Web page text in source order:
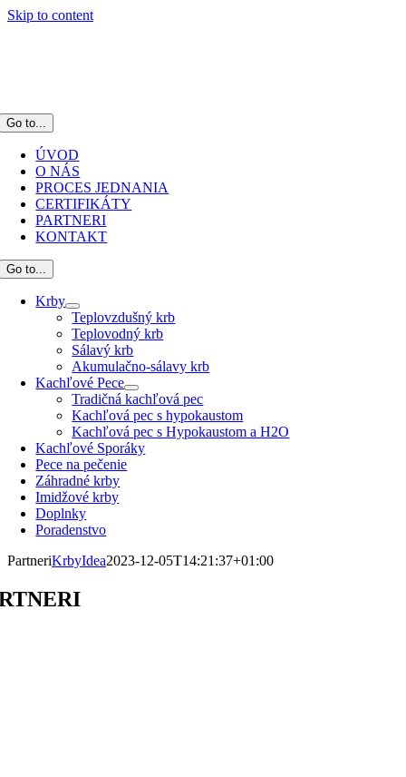
Skip to content
Go to...
ÚVOD
O NÁS
PROCES JEDNANIA
CERTIFIKÁTY
PARTNERI
KONTAKT
Go to...
Krby
Teplovzdušný krb
Teplovodný krb
Sálavý krb
Akumulačno-sálavy krb
Kachľové Pece
Tradičná kachľová pec
Kachľová pec s hypokaustom
Kachľová pec s Hypokaustom a H2O
Kachľové Sporáky
Pece na pečenie
Záhradné krby
Imidžové krby
Doplnky
Poradenstvo
PartneriKrbyIdea2023-12-05T14:21:37+01:00